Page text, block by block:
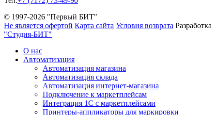
© 1997-2026 "Первый БИТ"
Не является офертой Карта сайта Условия возврата Разработка
"Студия-БИТ"
О нас
Автоматизация
Автоматизация магазина
Автоматизация склада
Автоматизация интернет-магазина
Подключение к маркетплейсам
Интеграция 1С с маркетплейсами
Принтеры-аппликаторы для маркировки